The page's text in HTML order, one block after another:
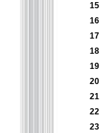
15
16
17
18
19
20
21
22
23